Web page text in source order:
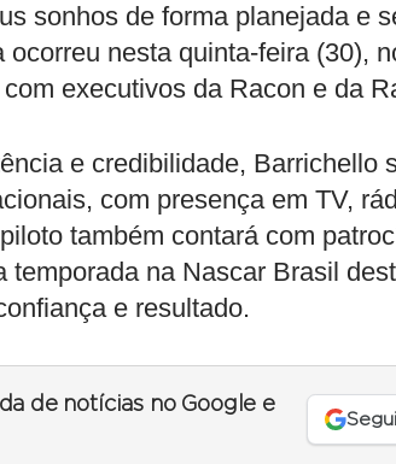
sonhos de forma planejada e
nesta quinta-feira (30),
executivos da Racon e da
e credibilidade, Barrichello
com presença em TV,
também contará com
na Nascar Brasil
e resultado.
de notícias no Google e